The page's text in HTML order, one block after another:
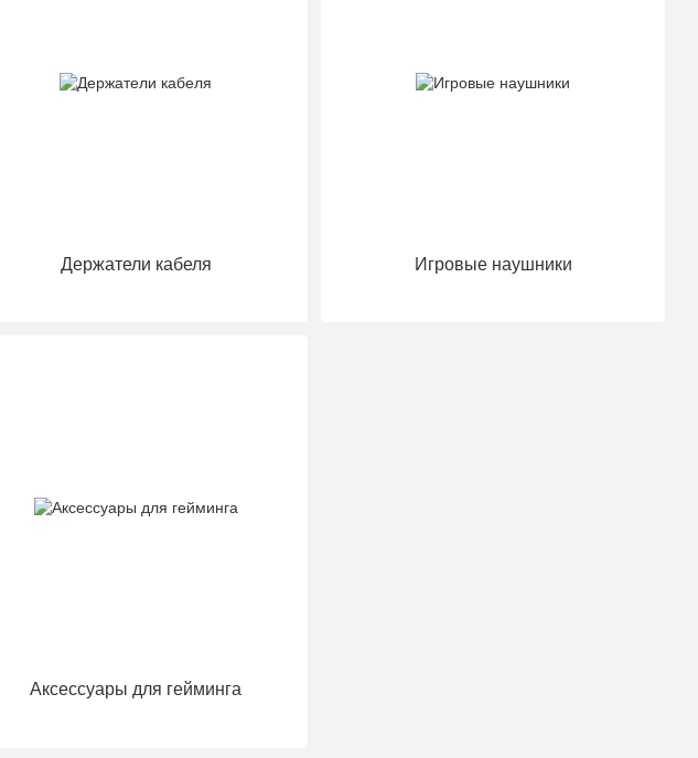
Держатели кабеля Игровые наушники
Аксессуары для гейминга